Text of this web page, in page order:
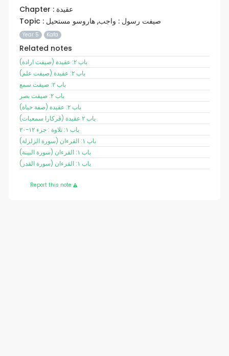
Chapter : عقيدة
Topic : صيفت رسول : واجب, هاروسو مستحيل
Year 5 Kafa
Related notes
باب ٢: عقيدة (صيفت ارادة)
باب ٢: عقيدة (صيفت علم)
باب ٢: صيفت سمع
باب ٢: صيفت بصر
باب ٢: عقيدة (صفة حياة)
باب ٢ عقيدة (ڤرکارا سمعيات)
باب ١: تلاوة : جزء ١٢-٢٠
باب ١: القرءان (سورة الزلزلة)
باب ١: القرءان (سورة البينة)
باب ١: القرءان (سورة القدر)
Report this note